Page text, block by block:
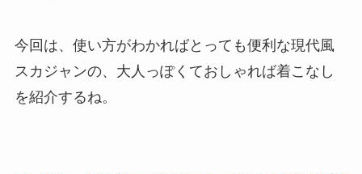
今回は、使い方がわかればとっても便利な現代風
スカジャンの、大人っぽくておしゃれば着こなし
を紹介するね。